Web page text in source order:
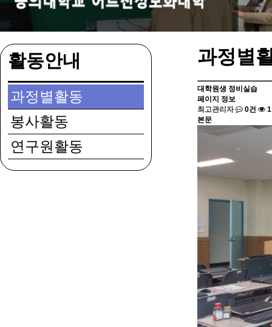
과정별
대학원생 정비실습
페이지 정보
최고관리자
0건
본문
활동안내
과정별활동
봉사활동
연구원활동